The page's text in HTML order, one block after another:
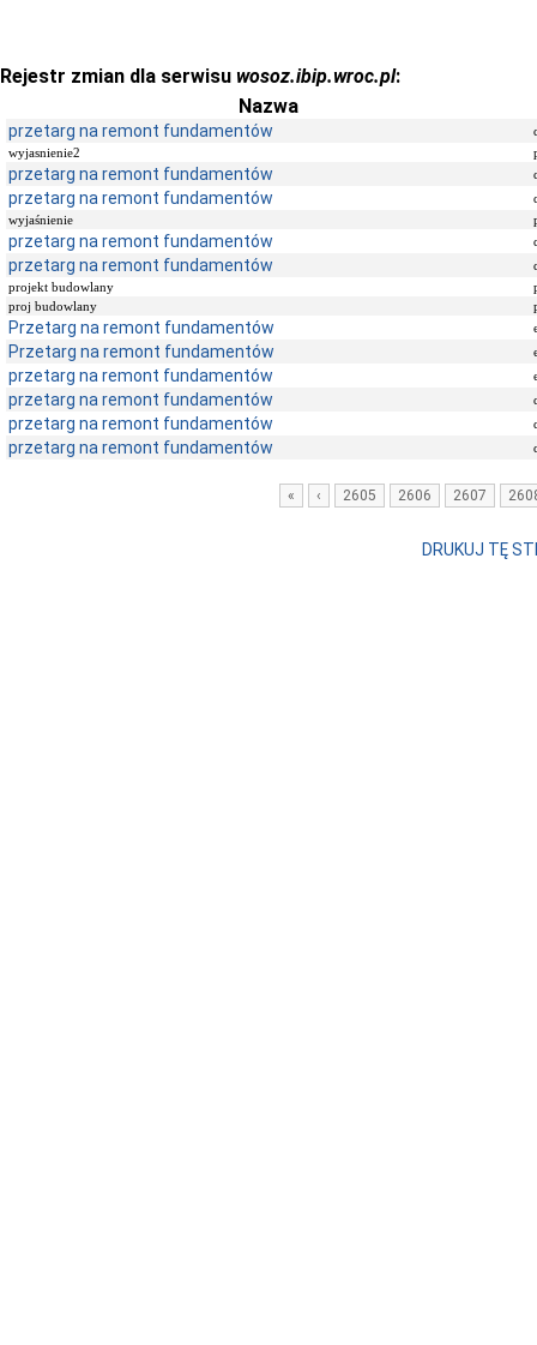
Rejestr zmian dla serwisu wosoz.ibip.wroc.pl:
Nazwa
przetarg na remont fundamentów
wyjasnienie2
przetarg na remont fundamentów
przetarg na remont fundamentów
wyjaśnienie
przetarg na remont fundamentów
przetarg na remont fundamentów
projekt budowlany
proj budowlany
Przetarg na remont fundamentów
Przetarg na remont fundamentów
przetarg na remont fundamentów
przetarg na remont fundamentów
przetarg na remont fundamentów
przetarg na remont fundamentów
« ‹ 2605 2606 2607
DRUKUJ TĘ